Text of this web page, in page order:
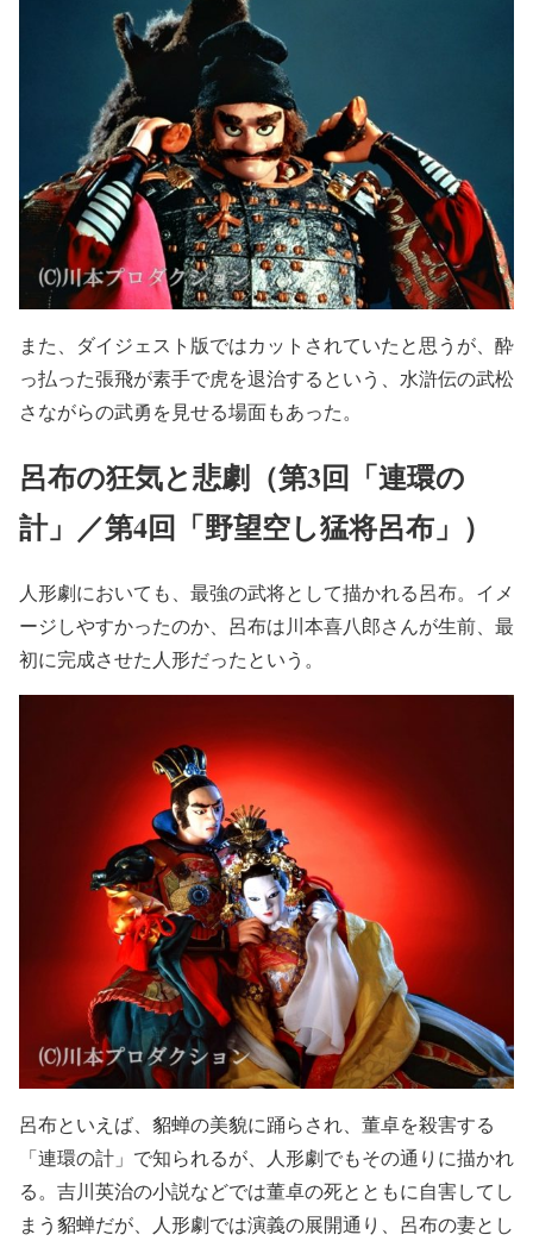
また、ダイジェスト版ではカットされていたと思うが、酔
っ払った張飛が素手で虎を退治するという、水滸伝の武松
さながらの武勇を見せる場面もあった。
呂布の狂気と悲劇（第3回「連環の
計」／第4回「野望空し猛将呂布」）
人形劇においても、最強の武将として描かれる呂布。イメ
ージしやすかったのか、呂布は川本喜八郎さんが生前、最
初に完成させた人形だったという。
呂布といえば、貂蝉の美貌に踊らされ、董卓を殺害する
「連環の計」で知られるが、人形劇でもその通りに描かれ
る。吉川英治の小説などでは董卓の死とともに自害してし
まう貂蝉だが、人形劇では演義の展開通り、呂布の妻とし